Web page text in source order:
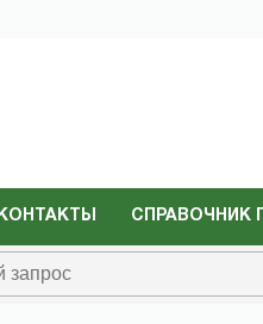
КОНТАКТЫ СПРАВОЧНИК